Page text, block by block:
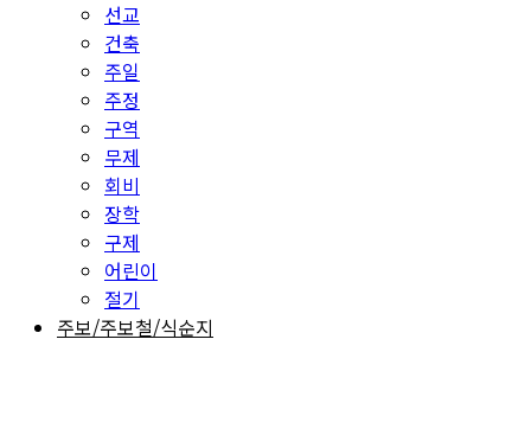
선교
건축
주일
주정
구역
무제
회비
장학
구제
어린이
절기
주보/주보철/식순지